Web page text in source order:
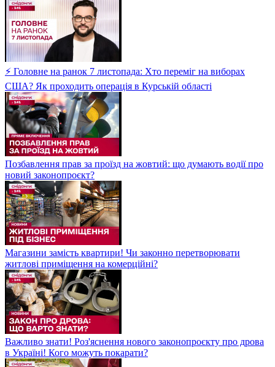
⚡ Головне на ранок 7 листопада: Хто переміг на виборах
США? Як проходить операція в Курській області
Позбавлення прав за проїзд на жовтий: що думають водії про
новий законопроєкт?
Магазини замість квартири! Чи законно перетворювати
житлові приміщення на комерційні?
Важливо знати! Роз'яснення нового законопроєкту про дрова
в Україні! Кого можуть покарати?